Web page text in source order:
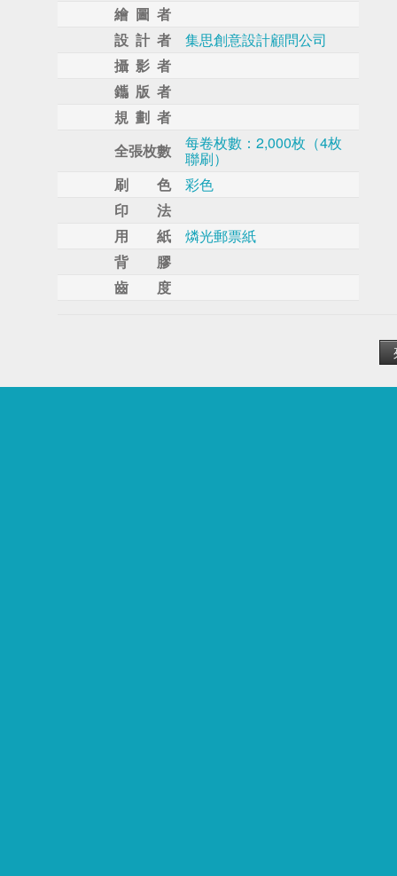
繪 圖 者
設 計 者
集思創意設計顧問公司
攝 影 者
鑴 版 者
規 劃 者
全張枚數
每卷枚數：2,000枚（4枚
聯刷）
刷 色
彩色
印 法
用 紙
燐光郵票紙
背 膠
齒 度